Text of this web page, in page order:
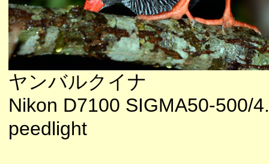
ヤンバルクイナ
Nikon D7100 SIGMA50-500/
peedlight